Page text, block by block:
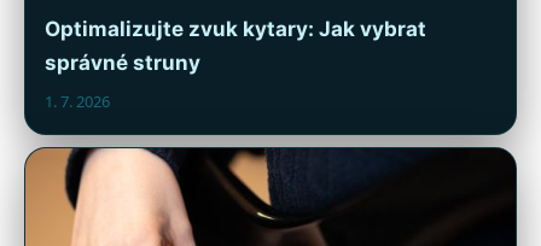
Optimalizujte zvuk kytary: Jak vybrat
správné struny
1. 7. 2026